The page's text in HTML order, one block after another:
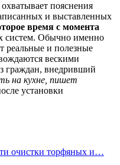
пояснения
и выставленных
время с момента
систем. Обычно именно
реальные и полезные
вескими
граждан, внедривший
на кухне, пишет
установки
очистки торфяных и…